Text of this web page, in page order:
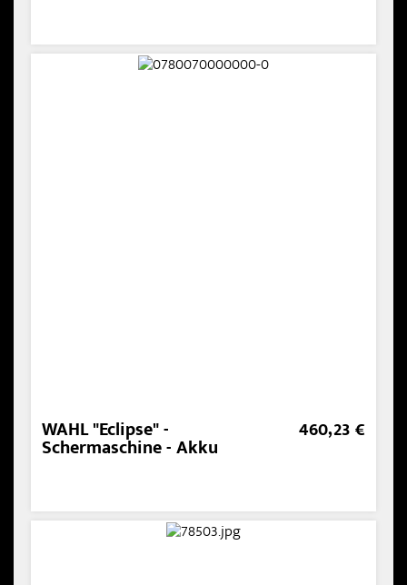
WAHL "Eclipse" -
Schermaschine - Akku
460,23 €